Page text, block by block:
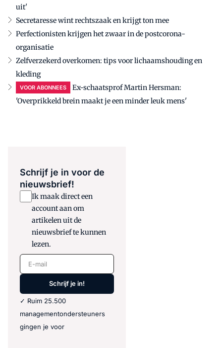
uit'
Secretaresse wint rechtszaak en krijgt ton mee
Perfectionisten krijgen het zwaar in de postcorona-
organisatie
Zelfverzekerd overkomen: tips voor lichaamshouding en
kleding
VOOR ABONNEES
Ex-schaatsprof Martin Hersman:
'Overprikkeld brein maakt je een minder leuk mens'
Schrijf je in voor de
nieuwsbrief!
Ik maak direct een
account aan om
artikelen uit de
nieuwsbrief te kunnen
lezen.
E-mail
Schrijf je in!
✓ Ruim 25.500
managementondersteuners
gingen je voor